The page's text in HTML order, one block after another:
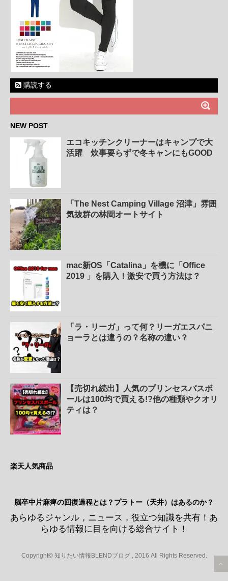
購読する
NEW POST
エコキッチンクリーナーはキャンプで大
活躍 炊事要らずで冬キャンにもGOOD
「The Nest Camping Village 沼津」雰囲
気抜群の林間オートサイト
mac新OS「Catalina」を機に「Office
2019 」を購入！激安で買う方法は？
「ラ・リーガ」って何？リーガエスパニ
ョーラとは違うの？名称の違い？
【売切れ続出】人気のプリンセスバスボ
ールは100均で買える!?他の種類やクオリ
ティは？
楽天人気商品
脳卒中片麻痺の回復過程とは？プラトー（天井）はあるのか？
あらゆるジャンル，ニュース，役立つ知識を共有！あ
らゆる情報に目を向ける総合サイト！
Copyright© 知りたい情報BLENDブログ , 2016 All Rights Reserved.